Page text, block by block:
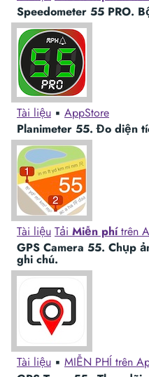
Speedometer 55 PRO.
Tài liệu ▪︎ AppStore
Planimeter 55. Đo diện
Tài liệu Tải Miễn phítrên
GPS Camera 55. Chụp
ghi chú.
Tài liệu ▪︎ MIỄN PHÍ trên